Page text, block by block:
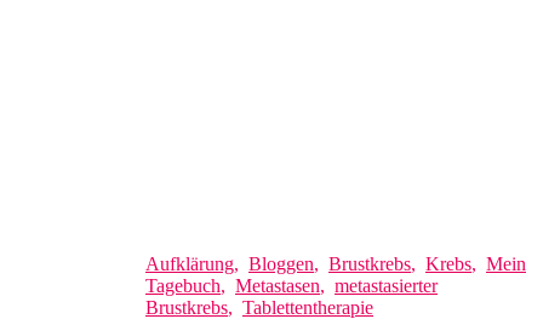
Aufklärung, Bloggen, Brustkrebs, Krebs, Mein
Tagebuch, Metastasen, metastasierter
Brustkrebs, Tablettentherapie